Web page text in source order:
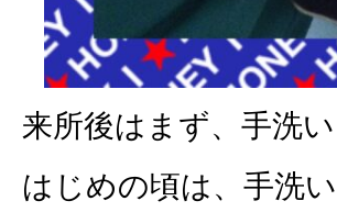
来所後はまず、手洗
はじめの頃は、手洗